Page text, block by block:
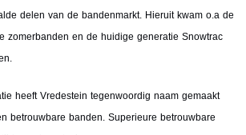
delen van de bandenmarkt. Hieruit kwam o.a de
zomerbanden en de huidige generatie Snowtrac
heeft Vredestein tegenwoordig naam gemaakt
betrouwbare banden. Superieure betrouwbare